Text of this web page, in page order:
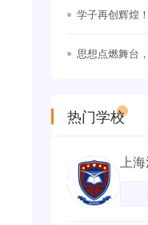
学子再创辉煌
思想点燃舞台
热门学校
上